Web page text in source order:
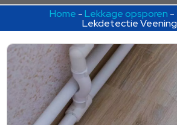
Home -Lekkage opsporen -
Lekdetectie